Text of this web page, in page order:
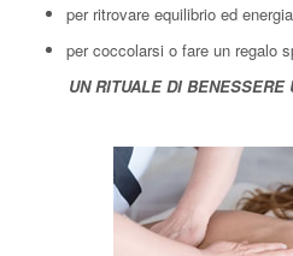
per ritrovare equilibrio ed energia
per coccolarsi o fare un regalo
UN RITUALE DI BENESSERE